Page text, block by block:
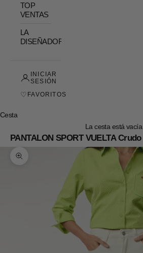
TOP
VENTAS
LA
DISEÑADORA
INICIAR
SESIÓN
♡ FAVORITOS
Cesta
La cesta está vacía
PANTALON SPORT VUELTA Crudo
Zoom